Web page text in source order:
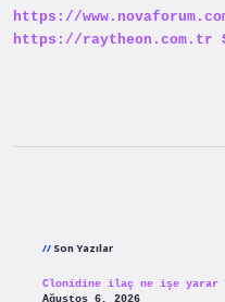
https://
https://raytheon.com.tr
Son Yazılar
Clonidine ilaç ne işe yarar
Ağustos 6, 2026